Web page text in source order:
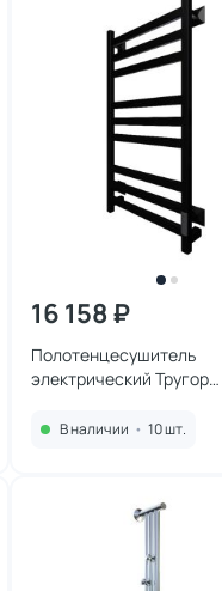
16 158 ₽
Полотенцесушитель
электрический Тругор
53x80В наличии • 10 шт.